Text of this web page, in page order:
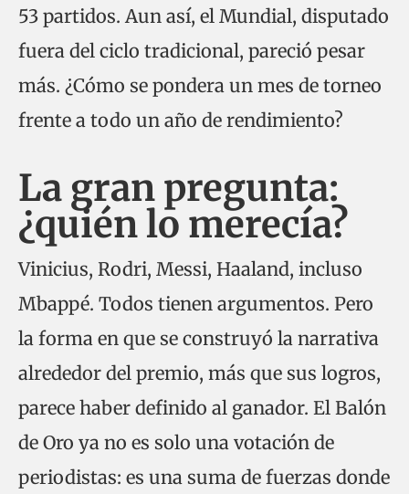
53 partidos. Aun así, el Mundial, disputado
fuera del ciclo tradicional, pareció pesar
más. ¿Cómo se pondera un mes de torneo
frente a todo un año de rendimiento?
La gran pregunta:
¿quién lo merecía?
Vinicius, Rodri, Messi, Haaland, incluso
Mbappé. Todos tienen argumentos. Pero
la forma en que se construyó la narrativa
alrededor del premio, más que sus logros,
parece haber definido al ganador. El Balón
de Oro ya no es solo una votación de
periodistas: es una suma de fuerzas donde